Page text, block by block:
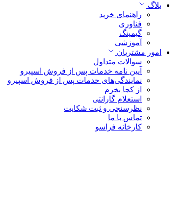
بلاگ
راهنمای خرید
فناوری
گیمینگ
آموزشی
امور مشتریان
سوالات متداول
آیین نامه خدمات پس از فروش اسپیرو
نمایندگی‌های خدمات پس از فروش اسپیرو
از کجا بخرم
استعلام گارانتی
نظرسنجی و ثبت شکایت
تماس با ما
کارخانه فراسو